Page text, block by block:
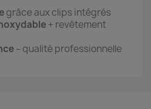
grâce aux clips intégrés
+ revêtement
– qualité professionnelle